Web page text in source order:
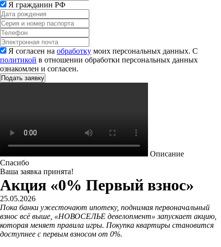
Я гражданин РФ
Я согласен на обработку моих персональных данных. С
политикой в отношении обработки персональных данных
ознакомлен и согласен.
Описание
Спасибо
Ваша заявка принята!
Акция «0% Первый взнос»
25.05.2026
Пока банки ужесточают ипотеку, поднимая первоначальный
взнос всё выше, «НОВОСЕЛЬЕ девелопмент» запускает акцию,
которая меняет правила игры. Покупка квартиры становится
доступнее с первым взносом от 0%.